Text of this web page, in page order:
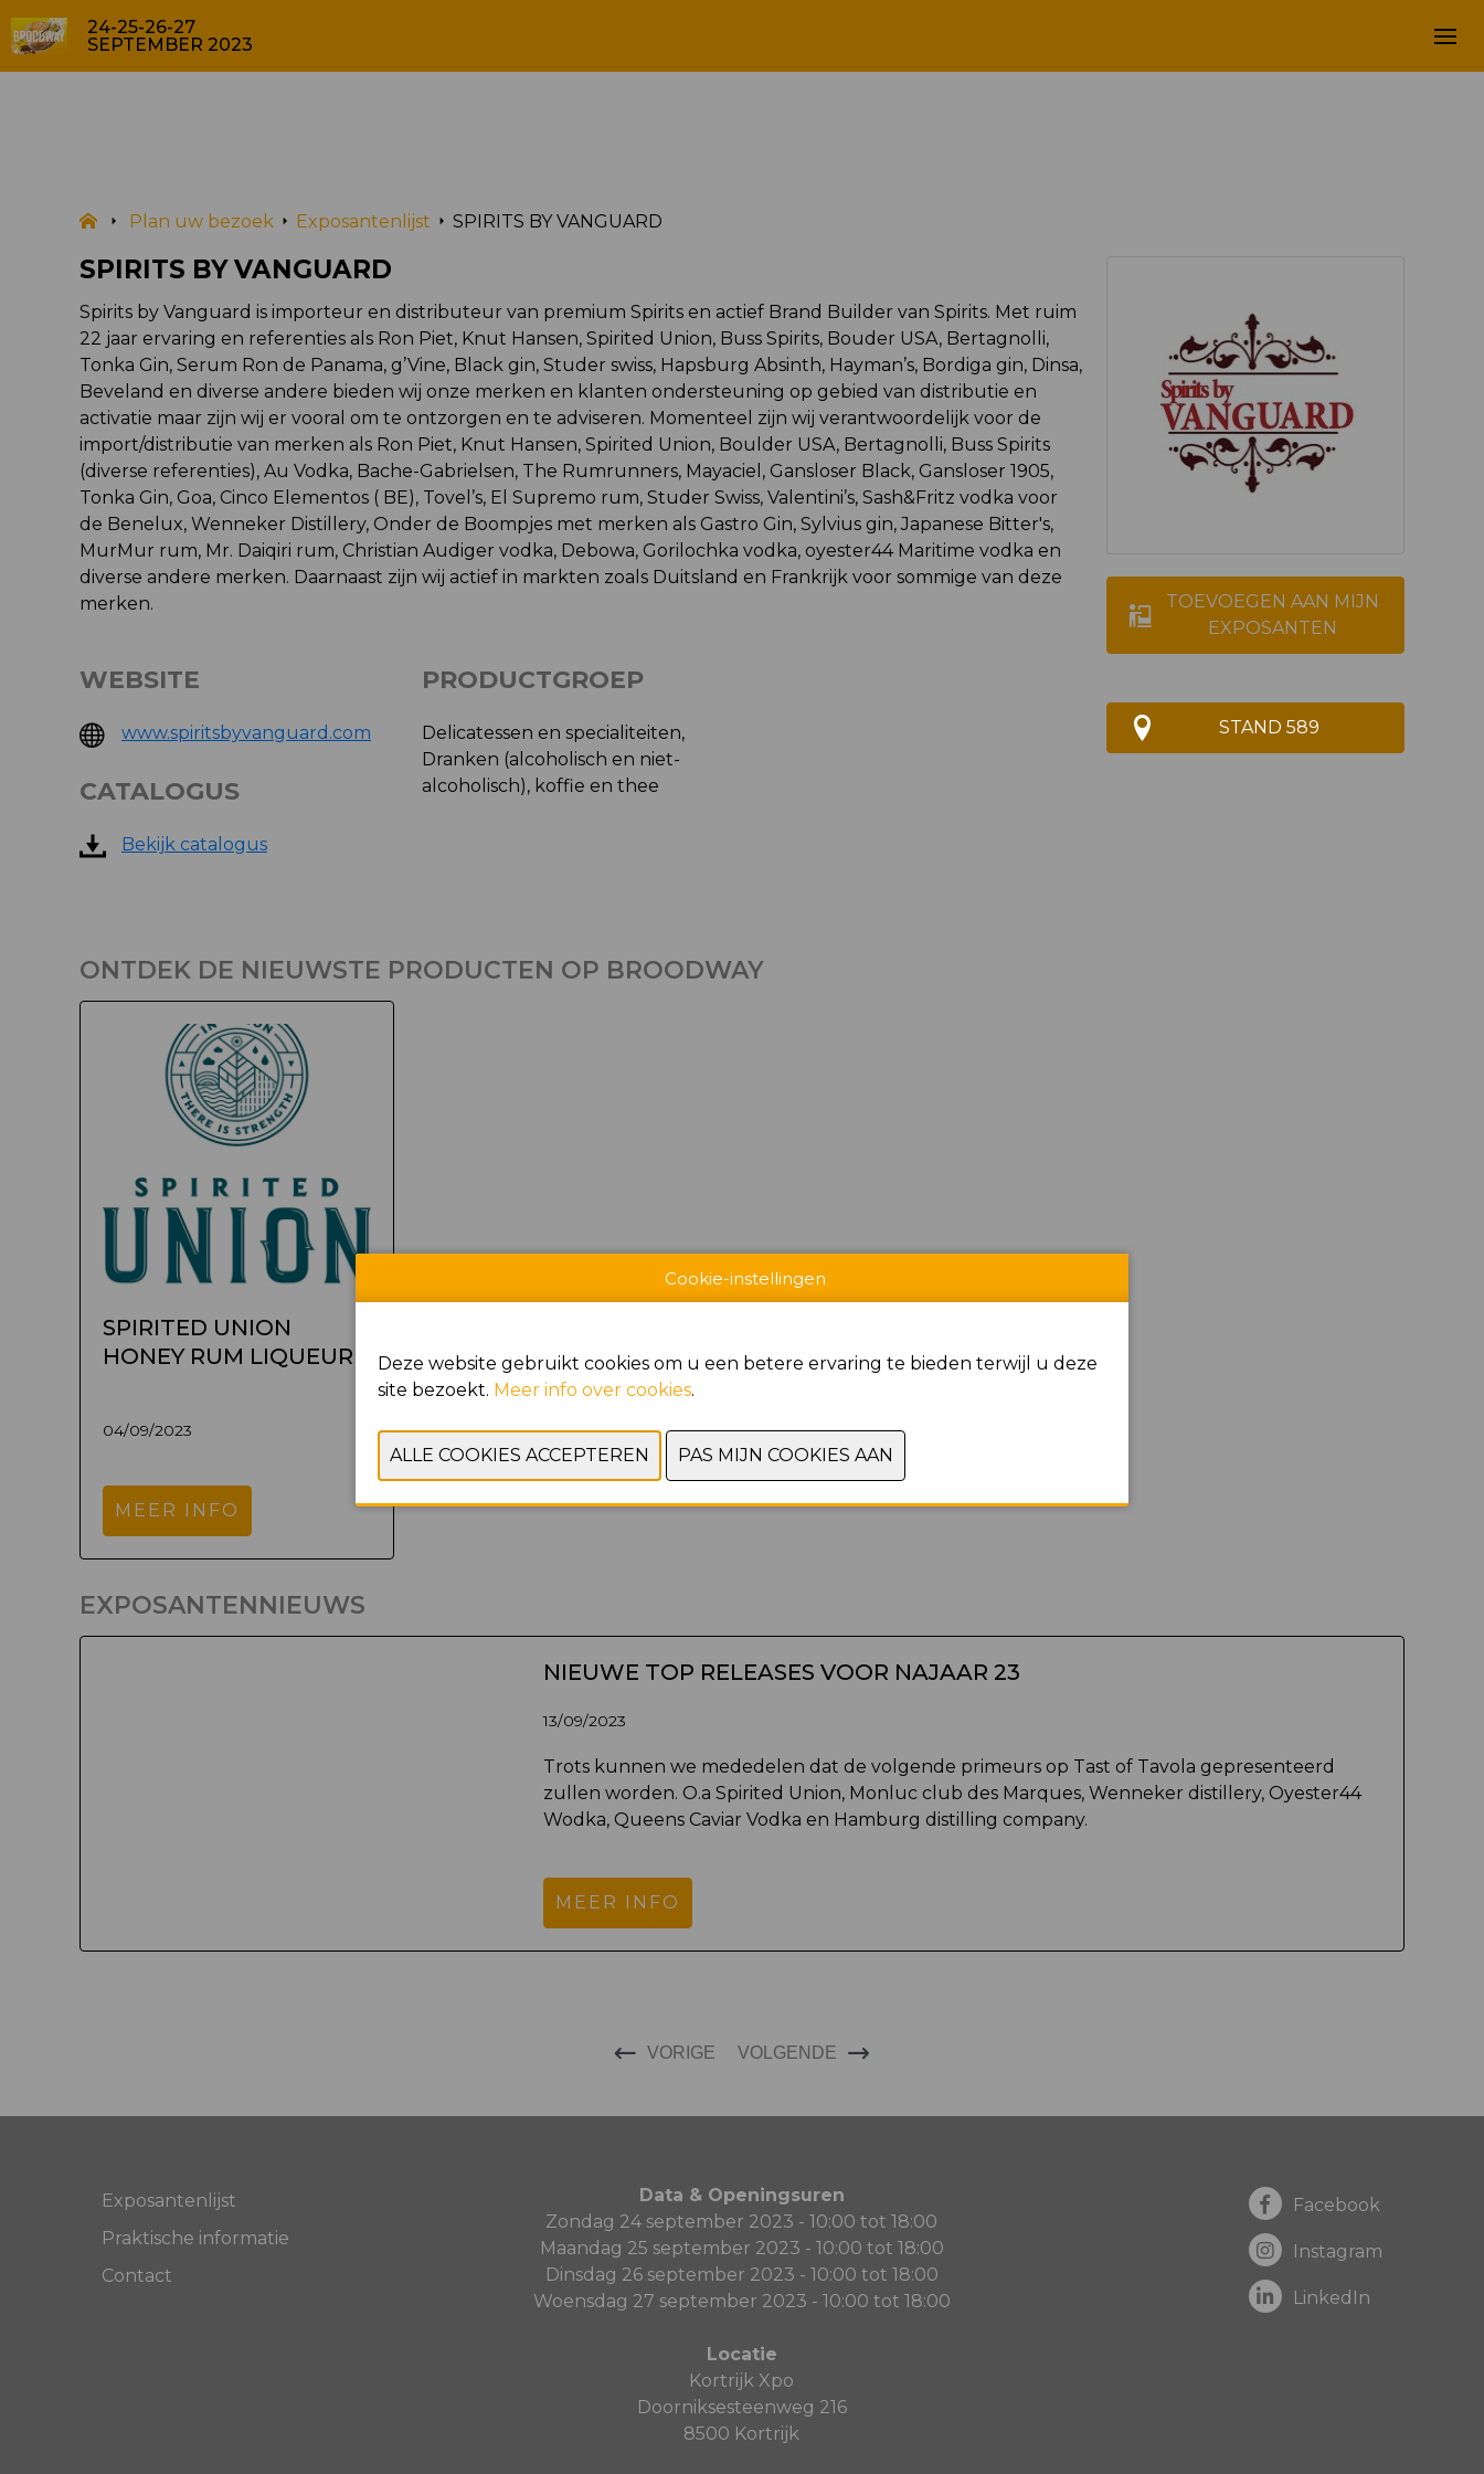
24-25-26-27
SEPTEMBER 2023
Plan uw bezoek Exposantenlijst SPIRITS BY VANGUARD
SPIRITS BY VANGUARD
TOEVOEGEN AAN MIJN
EXPOSANTEN
STAND 589
Spirits by Vanguard is importeur en distributeur van premium Spirits en actief Brand Builder van Spirits. Met ruim
22 jaar ervaring en referenties als Ron Piet, Knut Hansen, Spirited Union, Buss Spirits, Bouder USA, Bertagnolli,
Tonka Gin, Serum Ron de Panama, g’Vine, Black gin, Studer swiss, Hapsburg Absinth, Hayman’s, Bordiga gin, Dinsa,
Beveland en diverse andere bieden wij onze merken en klanten ondersteuning op gebied van distributie en
activatie maar zijn wij er vooral om te ontzorgen en te adviseren. Momenteel zijn wij verantwoordelijk voor de
import/distributie van merken als Ron Piet, Knut Hansen, Spirited Union, Boulder USA, Bertagnolli, Buss Spirits
(diverse referenties), Au Vodka, Bache-Gabrielsen, The Rumrunners, Mayaciel, Gansloser Black, Gansloser 1905,
Tonka Gin, Goa, Cinco Elementos ( BE), Tovel’s, El Supremo rum, Studer Swiss, Valentini’s, Sash&Fritz vodka voor
de Benelux, Wenneker Distillery, Onder de Boompjes met merken als Gastro Gin, Sylvius gin, Japanese Bitter's,
MurMur rum, Mr. Daiqiri rum, Christian Audiger vodka, Debowa, Gorilochka vodka, oyester44 Maritime vodka en
diverse andere merken. Daarnaast zijn wij actief in markten zoals Duitsland en Frankrijk voor sommige van deze
merken.
WEBSITE
www.spiritsbyvanguard.com
CATALOGUS
Bekijk catalogus
PRODUCTGROEP
Delicatessen en specialiteiten,
Dranken (alcoholisch en niet-
alcoholisch), koffie en thee
ONTDEK DE NIEUWSTE PRODUCTEN OP BROODWAY
SPIRITED UNION
HONEY RUM LIQUEUR
04/09/2023
MEER INFO
EXPOSANTENNIEUWS
NIEUWE TOP RELEASES VOOR NAJAAR 23
13/09/2023
Trots kunnen we mededelen dat de volgende primeurs op Tast of Tavola gepresenteerd
zullen worden. O.a Spirited Union, Monluc club des Marques, Wenneker distillery, Oyester44
Wodka, Queens Caviar Vodka en Hamburg distilling company.
MEER INFO
VORIGE VOLGENDE
Exposantenlijst
Praktische informatie
Contact
Data & Openingsuren
Zondag 24 september 2023 - 10:00 tot 18:00
Maandag 25 september 2023 - 10:00 tot 18:00
Dinsdag 26 september 2023 - 10:00 tot 18:00
Woensdag 27 september 2023 - 10:00 tot 18:00
Locatie
Kortrijk Xpo
Doorniksesteenweg 216
8500 Kortrijk
Facebook
Instagram
LinkedIn
Cookie-instellingen
Deze website gebruikt cookies om u een betere ervaring te bieden terwijl u deze
site bezoekt. Meer info over cookies.